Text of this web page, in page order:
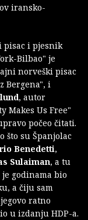
iransko-
pisac i pjesnik
Bilbao" je
norveški pisac
Bergena", i
, autor
Makes Us Free"
počeo čitati.
što su Španjolac
Benedetti,
Sulaiman, a tu
je godinama bio
a čiju sam
ratno
u izdanju HDP-a.